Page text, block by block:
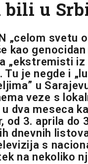
bili u
„celom svetu
kao
„ekstremisti
Tu je negde i
u
veze s
dva meseca
od 3. aprila do
dnevnih
s
na nekoliko